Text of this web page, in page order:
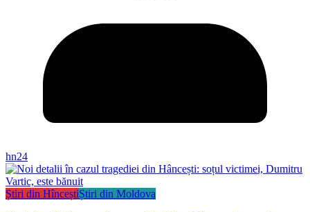
hn24
Știri din HînceștiȘtiri din Moldova